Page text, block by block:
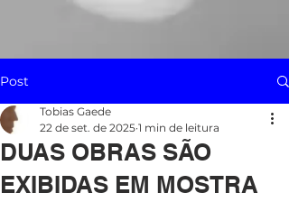
Post
DUAS OBRAS SÃO
EXIBIDAS EM MOSTRA
Tobias Gaede
22 de set. de 2025 1 min de leitura